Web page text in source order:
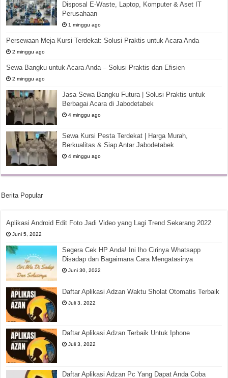
Disposal E-Waste, Laptop, Komputer & Aset IT
Perusahaan
1 minggu ago
Persewaan Meja Kursi Terdekat: Solusi Praktis untuk Acara Anda
2 minggu ago
Sewa Bangku untuk Acara Anda – Solusi Praktis dan Efisien
2 minggu ago
Jasa Sewa Bangku Futura | Solusi Praktis untuk
Berbagai Acara di Jabodetabek
4 minggu ago
Sewa Kursi Pesta Terdekat | Harga Murah,
Berkualitas & Siap Antar Jabodetabek
4 minggu ago
Berita Popular
Aplikasi Android Edit Foto Jadi Video yang Lagi Trend Sekarang 2022
Juni 5, 2022
Segera Cek HP Anda! Ini lho Cirinya Whatsapp
Disadap dan Bagaimana Cara Mengatasinya
Juni 30, 2022
Daftar Aplikasi Adzan Waktu Sholat Otomatis Terbaik
Juli 3, 2022
Daftar Aplikasi Adzan Terbaik Untuk Iphone
Juli 3, 2022
Daftar Aplikasi Adzan Pc Yang Dapat Anda Coba